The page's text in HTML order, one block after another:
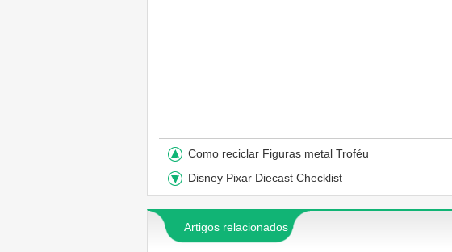
Como reciclar Figuras metal Troféu
Disney Pixar Diecast Checklist
Artigos relacionados